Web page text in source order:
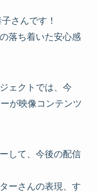
さんです！
落ち着いた安心感
ェクトでは、今
が映像コンテンツ
して、今後の配信
ーさんの表現、す